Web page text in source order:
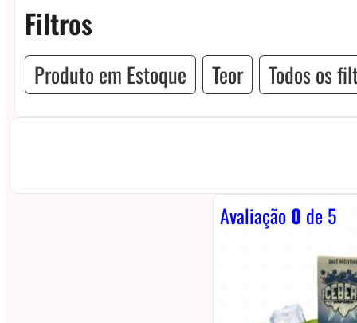
Filtros
Produto em Estoque Teor Todos os
Avaliação0 de 5